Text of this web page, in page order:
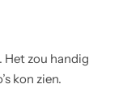
en op tijd, alles